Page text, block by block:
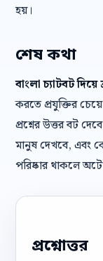
হয়।
শেষ কথা
বাংলা চ্যাটবট
করতে প্রযুক্তির
প্রশ্নের উত্তর বট
মানুষ দেখবে, এবং
পরিষ্কার থাকলে
প্রশ্নোত্তর